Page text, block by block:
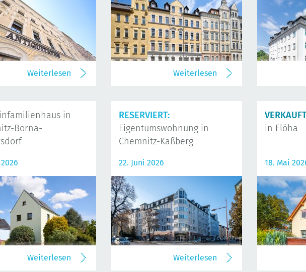
Weiterlesen Weiterlesen
in
Borna-
Weiterlesen
RESERVIERT:
Eigentumswohnung in
Chemnitz-Kaßberg
22. Juni 2026
Weiterlesen
in Flöha
18. Mai